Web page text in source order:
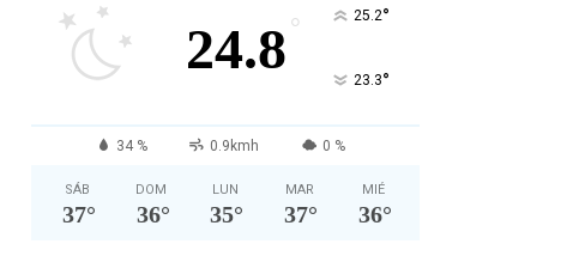
24.8 ° 25.2°
23.3°
34 % 0.9kmh 0 %
SÁB
37°
DOM
36°
LUN
35°
MAR
37°
MIÉ
36°